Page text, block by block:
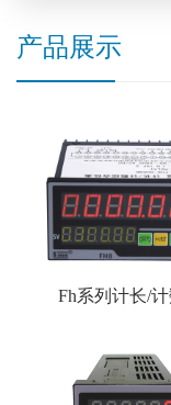
产品展示
Fh系列计长/